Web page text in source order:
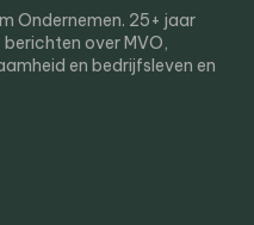
Ondernemen. 25+ jaar
over MVO,
en bedrijfsleven en